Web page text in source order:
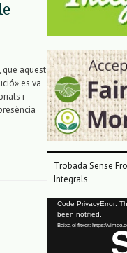
que aquest
es va
i
Trobada Sense
Integrals
Reproductor
vídeo
Code PrivacyError:
been notified.
Baixa el fitxer: https://